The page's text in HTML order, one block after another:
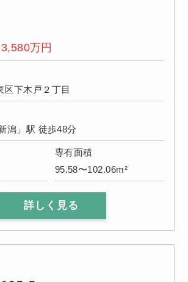
万円
区下木戸２丁目
潟」駅 徒歩48分
専有面積
95.58〜102.06m²
詳しく見る